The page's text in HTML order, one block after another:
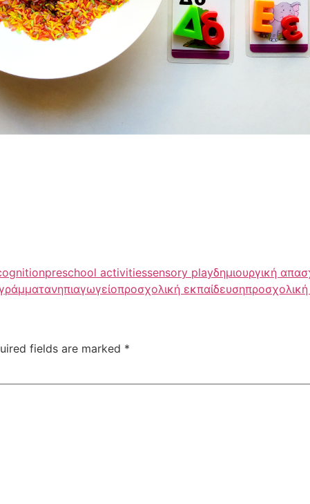
preschool activitiessensory playδημιουργική
νηπιαγωγείοπροσχολική εκπαίδευσηπροσχολική
fields are marked *